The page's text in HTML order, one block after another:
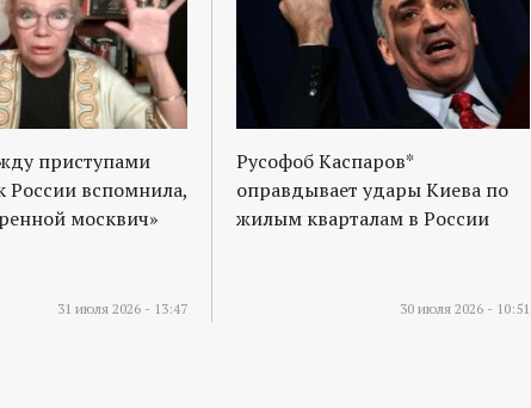
приступами
России вспомнила,
москвич»
31 июля 2026 - 13:47
Русофоб Каспаров*
оправдывает удары Киева по
жилым кварталам в России
30 июля 2026 - 10:51